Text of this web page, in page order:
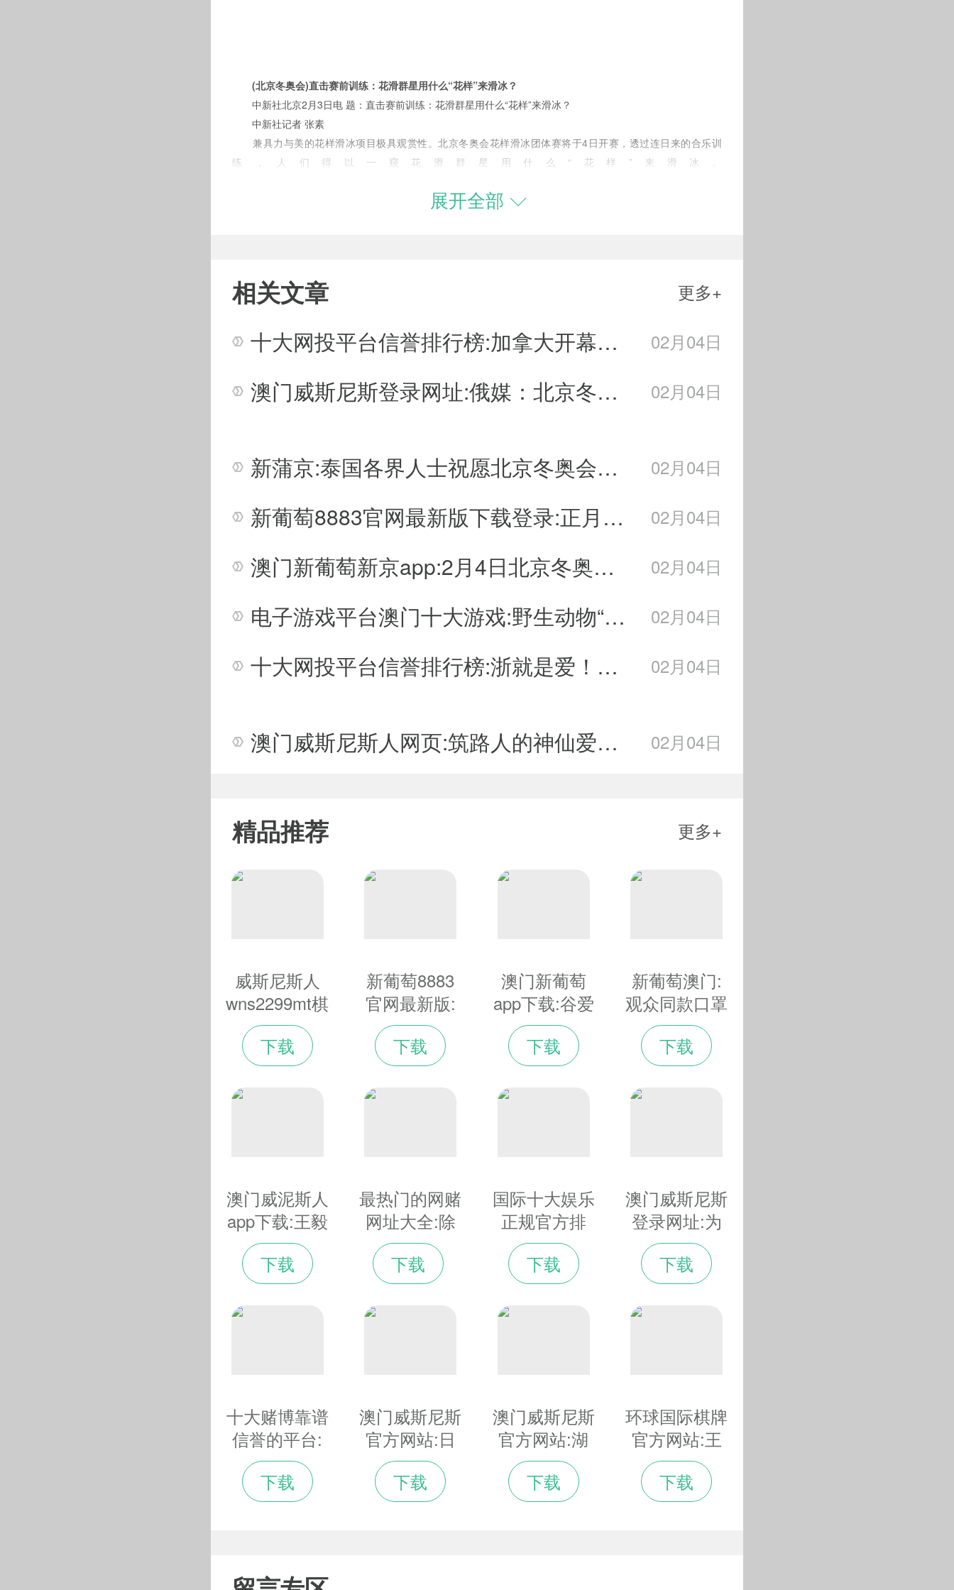
(北京冬奥会)直击赛前训练：花滑群星用什么“花样”来滑冰？
中新社北京2月3日电 题：直击赛前训练：花滑群星用什么“花样”来滑冰？
中新社记者 张素
兼具力与美的花样滑冰项目极具观赏性。北京冬奥会花样滑冰团体赛将于4日开赛，透过连日来的合乐训
练，人们得以一窥花滑群星用什么“花样”来滑冰。
先来说“冰”。3日，首次上冰的日本花样滑冰男子单人滑选手宇野昌磨说：“冰非常的软，没有感到不好跳
于花滑选手做跳跃动作。北京冬奥会期间承担花样滑冰、短道速滑两项赛事的首都体育新葡萄娱乐平台馆，可以
在两小时内切换冰面“模式”。
们竞技生涯中遇到的最美的冰。”这对冰舞伉俪说，在如此美的冰面上竞技令人充满信心和力量。
冰“美”，人亦是。花滑项目兼具音乐美、姿态美和力量美，至于“美”在何处则要细数个中“花样”。
队循环新葡萄娱乐平台演奏同一曲为所有选手伴奏，到逐渐放开音乐选择权，比赛曲目之于花滑愈发重要。
了电影《卧虎藏龙》的相关配乐。平昌冬奥会时以《阴阳师》力克群雄的卫冕冠军羽生结弦，如今将通过和风音
为反映音乐风格，契合节目主题，花滑的比赛服也需要精心设计。事实上，根据国际滑联对选手服装相关规
定，比赛服会对比赛成绩造成一定影响。
的“战袍”。服饰创意源于中国古代山水画，男伴的衣衫绘有“青峰叠嶂”，女伴的一袭水蓝色裙宛如“浮云绿水”。
身着“青山绿水”并在蓝色调的场馆里一展“中国功夫”，这对中国搭档难掩兴奋。王诗玥形容感觉像是“大好河
山任我驰骋”。新葡萄娱乐平台柳鑫宇则对中新社记者说，从音乐到服装都极具传统特色，他们自豪于在奥林匹
克舞台上传播中华文化。
美”。
现如今的男子单人滑、女子单人滑，四周跳是奖牌的“敲门砖”。男选手们比拼着四周跳的个数和种类。例如
美国名将陈巍已为自由滑节目编入6个四周跳，但他明确表示在北京不会如此“疯狂”，至多完成5个四周跳。
常被拿来与陈巍进行比较的周知方，虽曾直言“我认为不需要非得完成一定数量的四周跳”，但来到北京之后，亦
周跳，显示出极大潜力。首度在国际滑联赛事中完成勾手四周跳的特鲁索娃也在打磨“绝招”。
京，“扎娃”说希望能把场内选手与场外支持者连接起来。值得一提的是，“扎娃”当年将跳跃动作全部编入节目后
最迷人的“花样”。(完)
【编辑:叶攀】
展开全部
相关文章 更多+
十大网投平台信誉排行榜:加拿大开幕式旗手落定 短道高手与冰球女将共同担任-_光明网 02月04日
澳门威斯尼斯登录网址:俄媒：北京冬奥准备工作“无懈可击” 02月04日
新蒲京:泰国各界人士祝愿北京冬奥会成功 期待盛会为世界带来新气象 02月04日
新葡萄8883官网最新版下载登录:正月初一至初三电影票房达34.75亿元 02月04日
澳门新葡萄新京app:2月4日北京冬奥会赛程日历 02月04日
电子游戏平台澳门十大游戏:野生动物“混搭”交响乐 “云上音乐会”为春节添色-_光明网 02月04日
十大网投平台信誉排行榜:浙就是爱！相信杭州速度 相信“浙”里有爱 探寻创作背后的故事 02月04日
澳门威斯尼斯人网页:筑路人的神仙爱情：沪苏湖铁路一线的“夫妻档” 02月04日
精品推荐 更多+
威斯尼斯人
wns2299mt棋
牌:广西平乐
县发生一起车
辆入水事故 7
下载
新葡萄8883
官网最新版:
中国公布区块
链应用试点名
单 美媒关注
下载
澳门新葡萄
app下载:谷爱
凌：非常期待
自己的冬奥会
表现-_光明网
下载
新葡萄澳门:
观众同款口罩
上热搜 春晚
同款“火出圈
儿”
下载
澳门威泥斯人
app下载:王毅
会见俄罗斯外
长 双方就共
同关心的国际
和地区问题深
下载
最热门的网赌
网址大全:除
夕夜坚守岗位
挽救了两条生
命
下载
国际十大娱乐
正规官方排
名:经合组织
地区去年通胀
率创二十多年
来最高水平
下载
澳门威斯尼斯
登录网址:为
世界奉献一届
简约、安全、
精彩的奥运盛
下载
十大赌博靠谱
信誉的平台:
裸眼3D冰面
投影首次亮相
“装点”北京冬
下载
澳门威斯尼斯
官方网站:日
本2021年通
报疑似受虐待
儿童超10万人
下载
澳门威斯尼斯
官方网站:湖
北多地滑雪场
迎来大批冰雪
爱好者
下载
环球国际棋牌
官方网站:王
敬先：“雪如
意”蕴藏哪
些“黑科技”？
下载